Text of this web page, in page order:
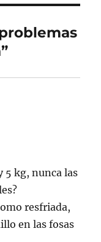
5 kg, nunca las
resfriada,
en las fosas